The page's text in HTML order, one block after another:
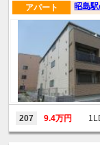
昭島
アパート
207 9.4万円